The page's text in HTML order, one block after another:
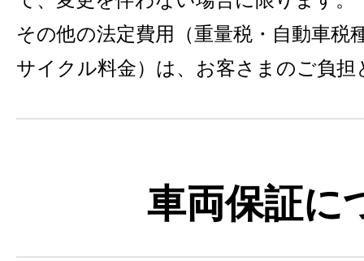
その他の法定費用（重量税・自動車税
サイクル料金）は、お客さまのご負担
車両保証に